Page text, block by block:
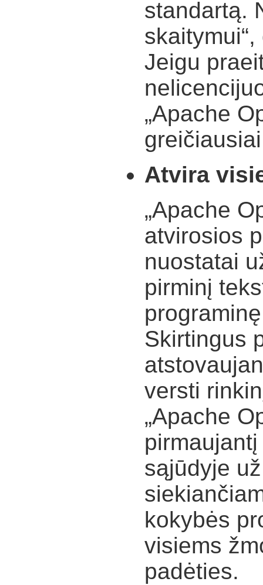
standartą.
Jeigu
„Apache
Atvira
„Apache
atvirosios
nuostatai
pirminį
Skirtingus
versti
„Apache
sąjūdyje
kokybės
visiems
padėties.